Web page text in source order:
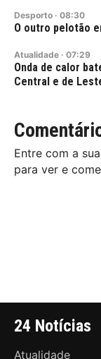
Desporto · 08:30
O outro pelotão
Atualidade · 07:29
Onda de calor
Central e de
Entre com a
para ver e
24 Notícias
Atualidade